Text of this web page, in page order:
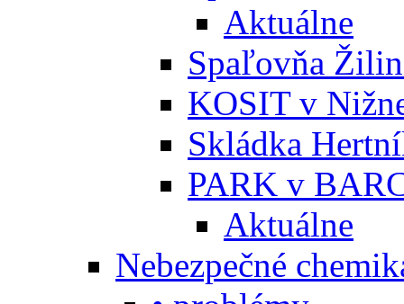
Aktuálne
Spaľovňa
KOSIT v
Skládka
PARK v
Aktuálne
Nebezpečné